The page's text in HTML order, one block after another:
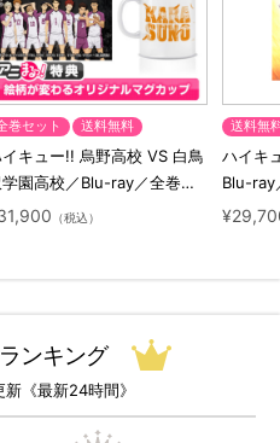
巻セット 送料無料
キュー!! 烏野高校 VS 白鳥
園高校／Blu-ray／全巻セ
（初回生産限定・アニまる
（税込）
送料無
ハイキ
Blu-ray
ト（初
ンキング
《最新24時間》